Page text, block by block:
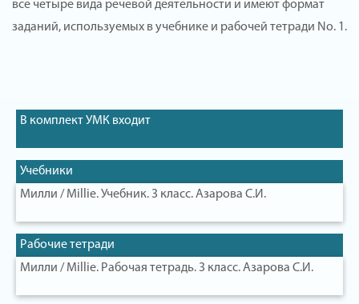
все четыре вида речевой деятельности и имеют формат
заданий, используемых в учебнике и рабочей тетради No. 1.
В комплект УМК входит
Учебники
Милли / Millie. Учебник. 3 класс. Азарова С.И.
Рабочие тетради
Милли / Millie. Рабочая тетрадь. 3 класс. Азарова С.И.